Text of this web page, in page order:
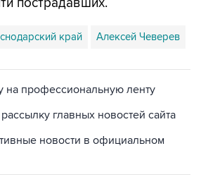
край Алексей Чеверев
главных новостей сайта
новости в официальном